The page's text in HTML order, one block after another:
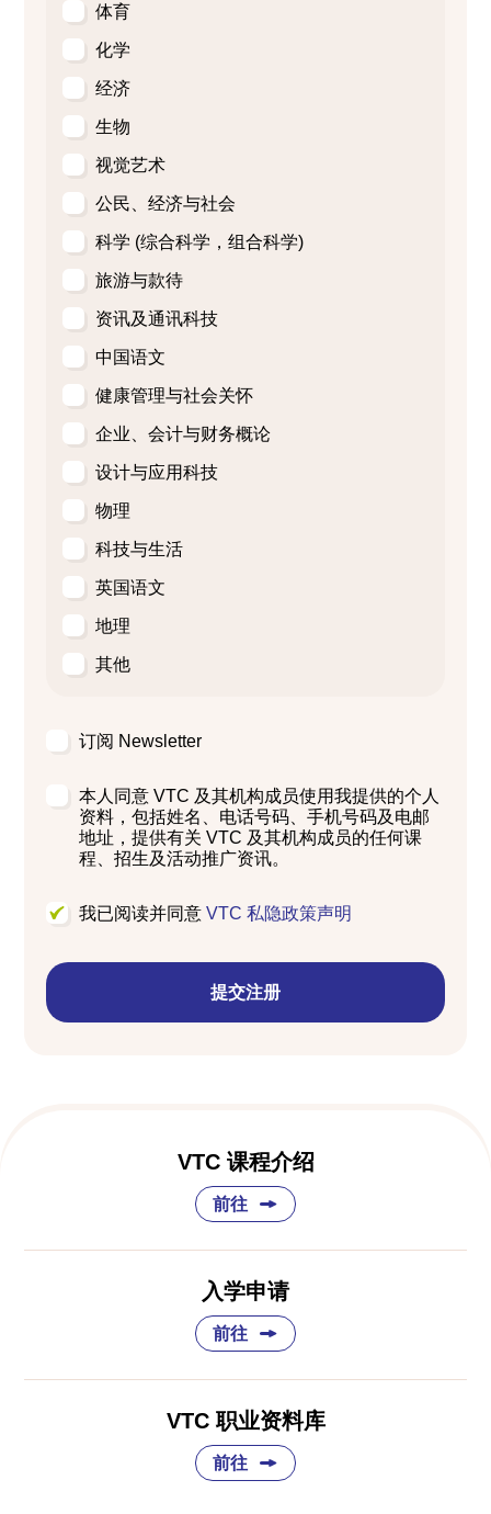
体育
化学
经济
生物
视觉艺术
公民、经济与社会
科学 (综合科学，组合科学)
旅游与款待
资讯及通讯科技
中国语文
健康管理与社会关怀
企业、会计与财务概论
设计与应用科技
物理
科技与生活
英国语文
地理
其他
订阅 Newsletter
本人同意 VTC 及其机构成员使用我提供的个人
资料，包括姓名、电话号码、手机号码及电邮
地址，提供有关 VTC 及其机构成员的任何课
程、招生及活动推广资讯。
我已阅读并同意VTC 私隐政策声明
提交注册
VTC 课程介绍
前往
入学申请
前往
VTC 职业资料库
前往